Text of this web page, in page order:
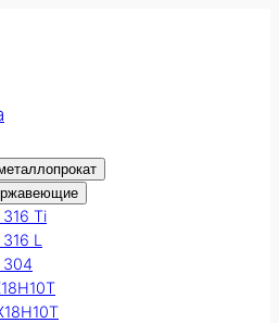
316 Ti
L
304